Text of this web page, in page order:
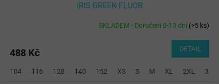
IRIS GREEN FLUOR
SKLADEM - Doručení 8-13 dní(>5 ks)
488 Kč DETAIL
104 116 128 140 152 XS S M XL 2XL 3XL